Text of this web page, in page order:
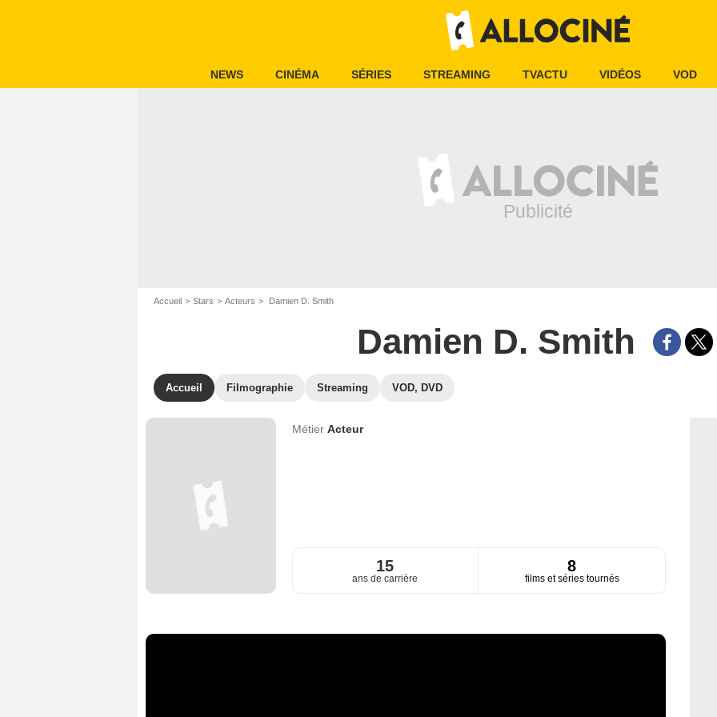
NEWS CINÉMA SÉRIES STREAMING TVACTU VIDÉOS VOD
Accueil Stars Acteurs Damien D. Smith
Damien D. Smith
Accueil Filmographie Streaming VOD, DVD
Métier Acteur
15
ans de carrière
8
films et séries tournés